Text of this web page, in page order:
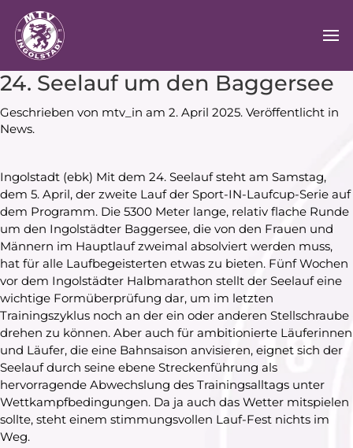
24. Seelauf um den Baggersee
Geschrieben von mtv_in am 2. April 2025. Veröffentlicht in
News.
Ingolstadt (ebk) Mit dem 24. Seelauf steht am Samstag,
dem 5. April, der zweite Lauf der Sport-IN-Laufcup-Serie auf
dem Programm. Die 5300 Meter lange, relativ flache Runde
um den Ingolstädter Baggersee, die von den Frauen und
Männern im Hauptlauf zweimal absolviert werden muss,
hat für alle Laufbegeisterten etwas zu bieten. Fünf Wochen
vor dem Ingolstädter Halbmarathon stellt der Seelauf eine
wichtige Formüberprüfung dar, um im letzten
Trainingszyklus noch an der ein oder anderen Stellschraube
drehen zu können. Aber auch für ambitionierte Läuferinnen
und Läufer, die eine Bahnsaison anvisieren, eignet sich der
Seelauf durch seine ebene Streckenführung als
hervorragende Abwechslung des Trainingsalltags unter
Wettkampfbedingungen. Da ja auch das Wetter mitspielen
sollte, steht einem stimmungsvollen Lauf-Fest nichts im
Weg.